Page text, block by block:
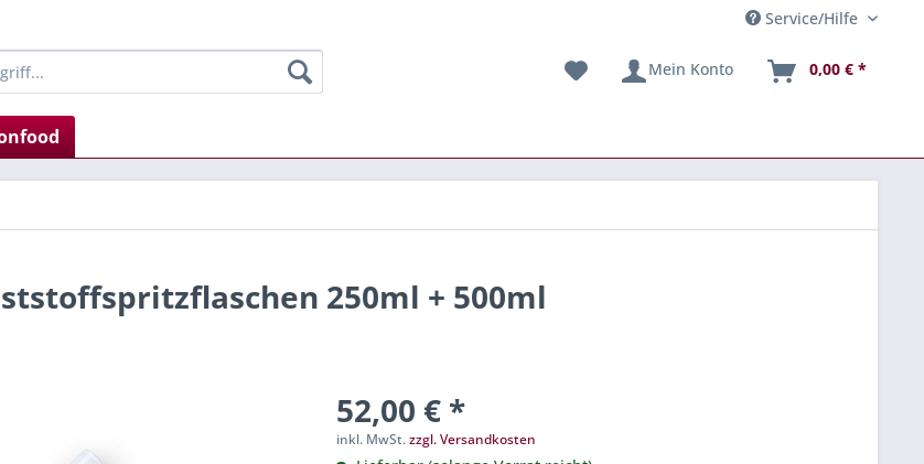
Service/Hilfe
Mein Konto 0,00 € *
250ml + 500ml
52,00 € *
inkl. MwSt.zzgl. Versandkosten